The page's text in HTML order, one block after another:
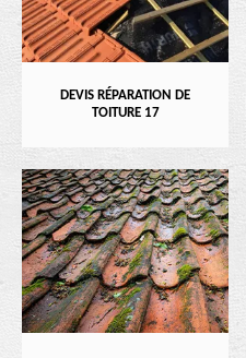
DEVIS RÉPARATION DE
TOITURE 17